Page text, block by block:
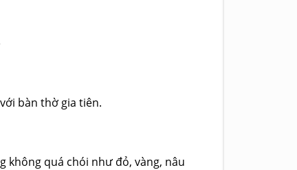
bàn thờ gia tiên.
không quá chói như đỏ, vàng, nâu